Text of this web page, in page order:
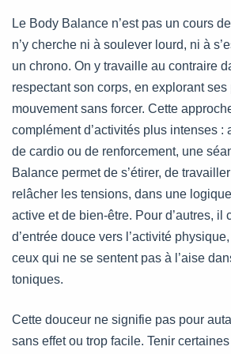
Le Body Balance n’est pas un cours
n’y cherche ni à soulever lourd, ni à
un chrono. On y travaille au contraire
respectant son corps, en explorant
mouvement sans forcer. Cette
complément d’activités plus intenses :
de cardio ou de renforcement, une
Balance permet de s’étirer, de
relâcher les tensions, dans une
active et de bien-être. Pour d’autres, il
d’entrée douce vers l’activité
ceux qui ne se sentent pas à l’aise
toniques.
Cette douceur ne signifie pas pour
sans effet ou trop facile. Tenir